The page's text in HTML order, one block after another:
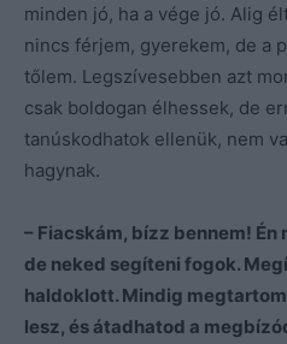
minden jó, ha a vége jó. Alig
nincs férjem, gyerekem, de a
tőlem. Legszívesebben azt
csak boldogan élhessek, de
tanúskodhatok ellenük, nem
hagynak.
– Fiacskám, bízz bennem!
de neked segíteni fogok.
haldoklott. Mindig megtartom
lesz, és átadhatod a